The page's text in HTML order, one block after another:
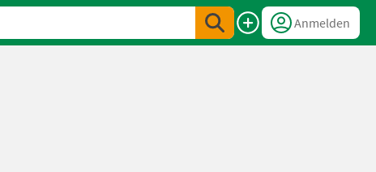
Anmelden